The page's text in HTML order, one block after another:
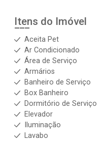
Itens do Imóvel
Aceita Pet
Ar Condicionado
Área de Serviço
Armários
Banheiro de Serviço
Box Banheiro
Dormitório de Serviço
Elevador
Iluminação
Lavabo